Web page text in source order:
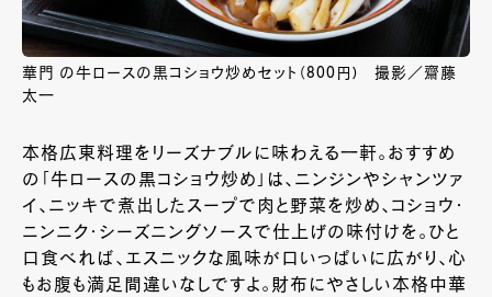
華門 の牛ロースの黒コショウ炒めセット（800円) 撮影／齋藤
太一
本格広東料理をリーズナブルに味わえる一軒。おすすめ
の「牛ロースの黒コショウ炒め」は、ニンジンやシャンツァ
イ、ニッキで煮出したスープで肉と野菜を炒め、コショウ・
ニンニク・シーズニングソースで仕上げの味付けを。ひと
口食べれば、エスニックな風味が口いっぱいに広がり、心
もお腹も満足間違いなしですよ。財布にやさしい本格中華